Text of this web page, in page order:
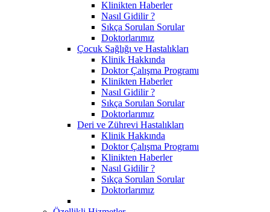
Klinikten Haberler
Nasıl Gidilir ?
Sıkça Sorulan Sorular
Doktorlarımız
Çocuk Sağlığı ve Hastalıkları
Klinik Hakkında
Doktor Çalışma Programı
Klinikten Haberler
Nasıl Gidilir ?
Sıkça Sorulan Sorular
Doktorlarımız
Deri ve Zührevi Hastalıkları
Klinik Hakkında
Doktor Çalışma Programı
Klinikten Haberler
Nasıl Gidilir ?
Sıkça Sorulan Sorular
Doktorlarımız